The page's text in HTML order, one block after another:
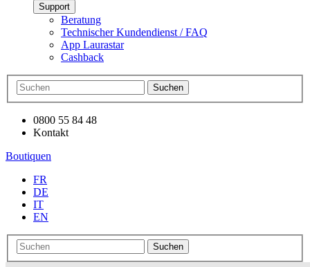
Support
Beratung
Technischer Kundendienst / FAQ
App Laurastar
Cashback
Suchen
0800 55 84 48
Kontakt
Boutiquen
FR
DE
IT
EN
Suchen